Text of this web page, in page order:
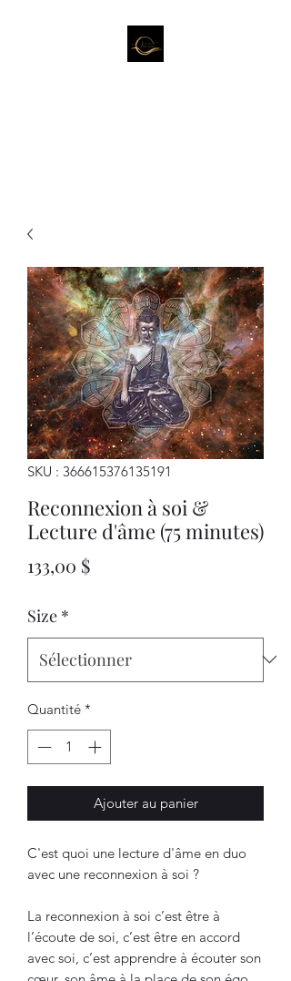
SKU : 366615376135191
Reconnexion à soi &
Lecture d'âme (75 minutes)
133,00 $Prix
Size *
Quantité *
Ajouter au panier
C'est quoi une lecture d'âme en duo
avec une reconnexion à soi ?
La reconnexion à soi c’est être à
l’écoute de soi, c’est être en accord
avec soi, c’est apprendre à écouter son